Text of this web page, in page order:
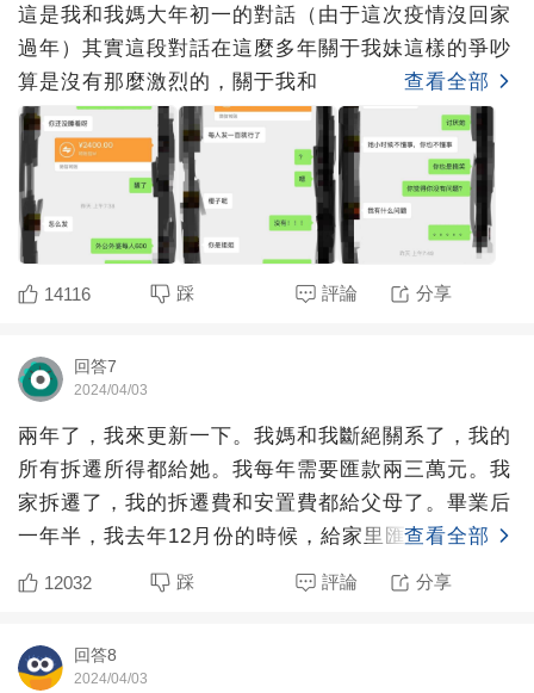
這是我和我媽大年初一的對話（由于這次疫情沒回家
過年）其實這段對話在這麼多年關于我妹這樣的爭吵
算是沒有那麼激烈的，關于我和
查看全部
14116 踩 評論 分享
回答7
2024/04/03
兩年了，我來更新一下。我媽和我斷絕關系了，我的
所有拆遷所得都給她。我每年需要匯款兩三萬元。我
家拆遷了，我的拆遷費和安置費都給父母了。畢業后
一年半，我去年12月份的時候，給家里匯款2萬五千
人民幣。我提出
查看全部
12032 踩 評論 分享
回答8
2024/04/03